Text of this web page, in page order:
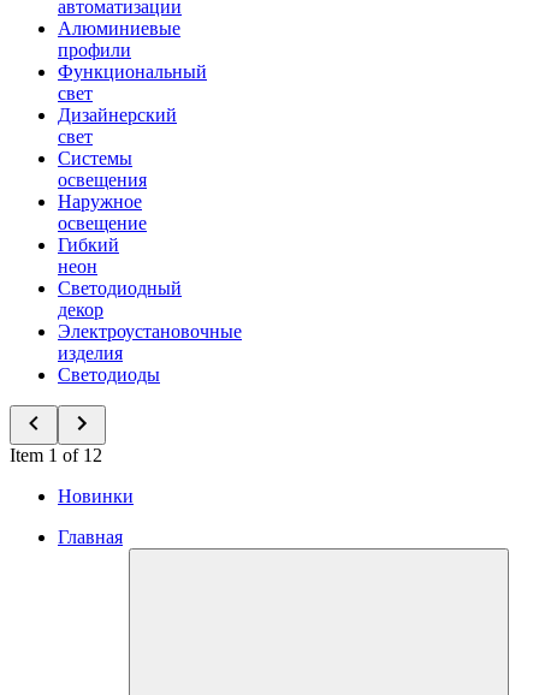
автоматизации
Алюминиевые
профили
Функциональный
свет
Дизайнерский
свет
Системы
освещения
Наружное
освещение
Гибкий
неон
Светодиодный
декор
Электроустановочные
изделия
Светодиоды
Item 1 of 12
Новинки
Главная